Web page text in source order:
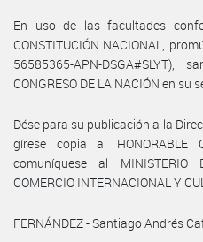
En uso de las facultades
CONSTITUCIÓN NACIONAL,
56585365-APN-DSGA#SLYT),
CONGRESO DE LA NACIÓN en su
Dése para su publicación a la
gírese copia al HONORABLE
comuníquese al MINISTERIO
COMERCIO INTERNACIONAL Y
FERNÁNDEZ - Santiago Andrés